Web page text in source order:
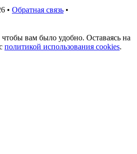
• Обратная связь •
вам было удобно. Оставаясь на
политикой использования cookies.